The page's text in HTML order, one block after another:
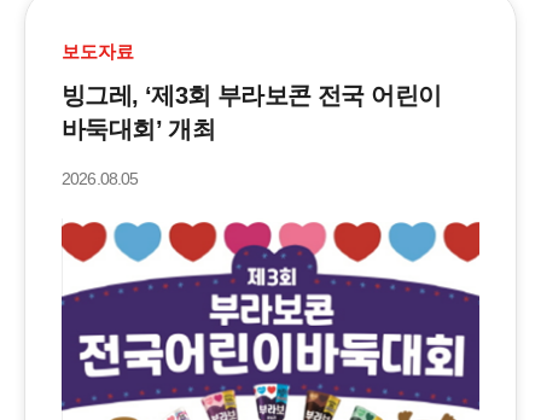
보도자료
빙그레, ‘제3회 부라보콘 전국 어린이
바둑대회’ 개최
2026.08.05